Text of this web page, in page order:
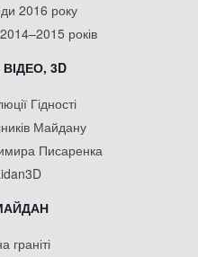
2016 року
років
3D
Гідності
Майдану
Писаренка
граніті